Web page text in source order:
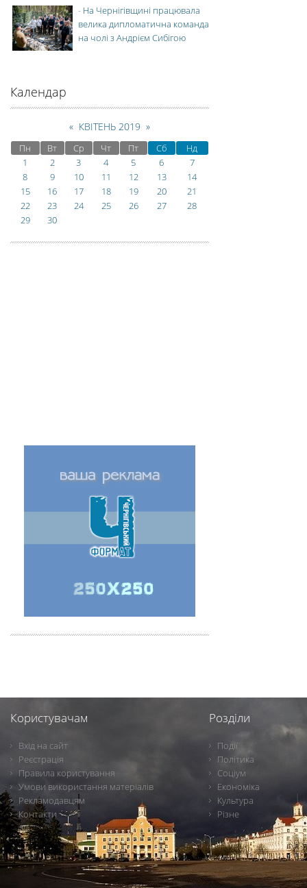
- На Чернігівщині працювала
велика дипломатична команда
на чолі з Андрієм Сибігою
Календар
« КВІТЕНЬ 2019 »
Пн Вт Ср Чт Пт Сб
Нд
1
2 3 4 5 6
7
8
9 10 11 12 13
14
15
16 17 18 19 20
21
22
23 24 25 26 27
28
29
30
Користувачам
Вхід на сайт
Реєстрація
Правила користування
Умови використання матеріалів
Рекламодавцям
Контакти
Розділи
Події
Політика
Соціум
Економіка
Культура
Різне